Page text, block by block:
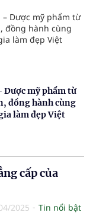
mỹ phẩm từ
đồng hành cùng
làm đẹp Việt
cấp của
2025
Tin nổi bật